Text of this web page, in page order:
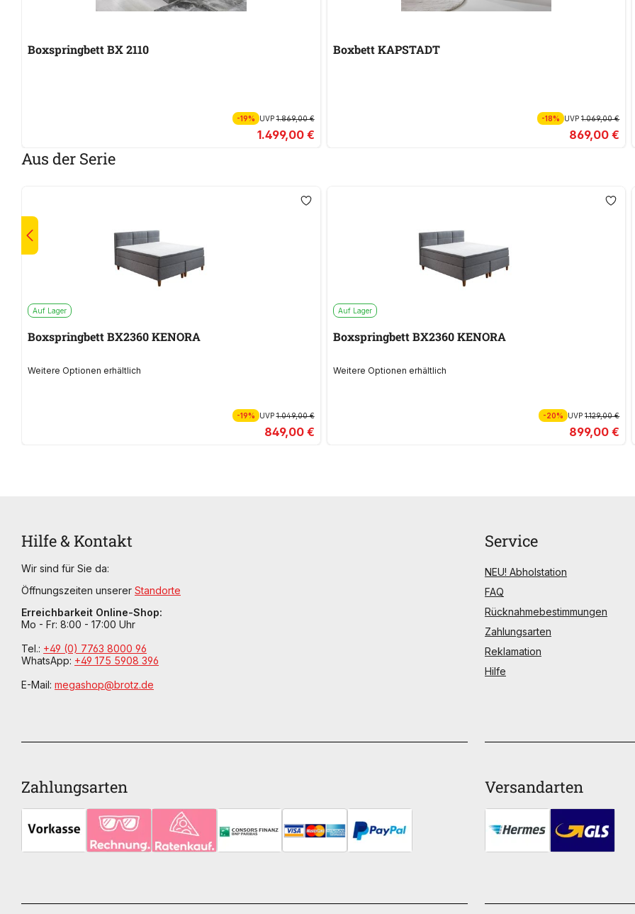
Boxspringbett BX 2110
-19% UVP1.869,00 €
1.499,00 €
Boxbett KAPSTADT
-18% UVP1.069,00 €
869,00 €
Aus der Serie
Auf Lager
Boxspringbett BX2360 KENORA
Weitere Optionen erhältlich
-19% UVP1.049,00 €
849,00 €
Auf Lager
Boxspringbett BX2360 KENORA
Weitere Optionen erhältlich
-20% UVP1.129,00 €
899,00 €
Hilfe & Kontakt
Wir sind für Sie da:
Öffnungszeiten unserer Standorte
Erreichbarkeit Online-Shop:
Mo - Fr: 8:00 - 17:00 Uhr
Tel.: +49 (0) 7763 8000 96
WhatsApp: +49 175 5908 396
E-Mail: megashop@brotz.de
Zahlungsarten Versandarten
Service
NEU! Abholstation
FAQ
Rücknahmebestimmungen
Zahlungsarten
Reklamation
Hilfe